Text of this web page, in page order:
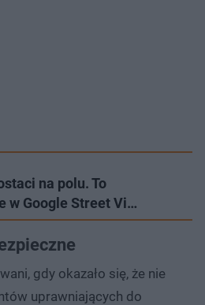
na polu. To
w Google Street Vi…
gdy okazało się, że nie
uprawniających do